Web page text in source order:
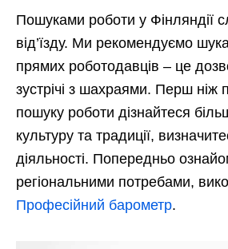
Пошуками роботи у Фінляндії
від’їзду. Ми рекомендуємо
прямих роботодавців – це
зустрічі з шахраями. Перш ніж
пошуку роботи дізнайтеся
культуру та традиції,
діяльності. Попередньо
регіональними потребами,
Професійний барометр.